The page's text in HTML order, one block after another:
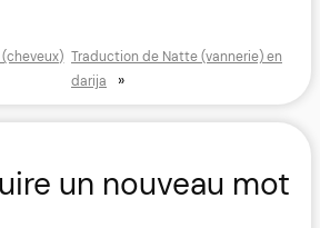
Traduction de Natte (vannerie) en
darija
»
un nouveau mot